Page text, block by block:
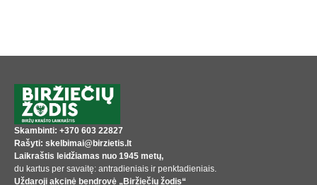
Skambinti: +370 603 22827
Rašyti: skelbimai@birzietis.lt
Laikraštis leidžiamas nuo 1945 metų,
du kartus per savaitę: antradieniais ir penktadieniais.
Uždaroji akcinė bendrovė „Biržiečių žodis“